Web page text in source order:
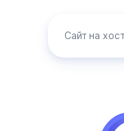
Сайт на